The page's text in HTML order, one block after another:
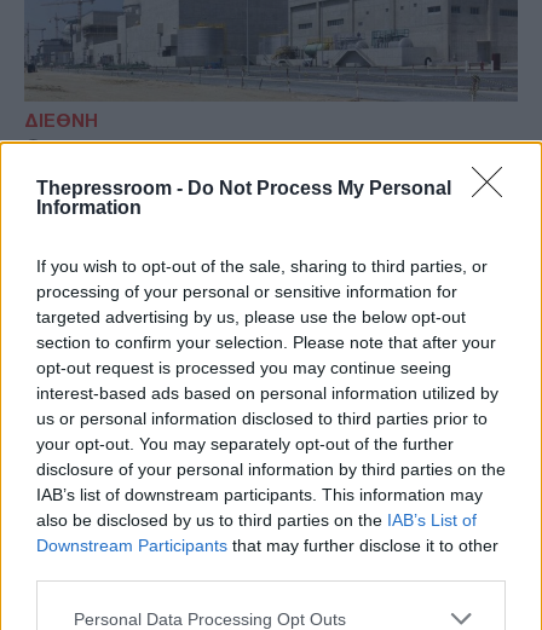
Thepressroom - Do Not Process My Personal
Information
If you wish to opt-out of the sale, sharing to third parties, or
processing of your personal or sensitive information for
targeted advertising by us, please use the below opt-out
section to confirm your selection. Please note that after your
opt-out request is processed you may continue seeing
interest-based ads based on personal information utilized by
us or personal information disclosed to third parties prior to
your opt-out. You may separately opt-out of the further
disclosure of your personal information by third parties on the
IAB’s list of downstream participants. This information may
also be disclosed by us to third parties on the IAB’s List of
Downstream Participants that may further disclose it to other
Please note that this website/app uses one or more Google
Personal Data Processing Opt Outs
ΔΙΕΘΝΗ
17/05/2026 - 14:28
Πυρκαγιά προκλήθηκε από επίθεση
drone στον πυρηνικό σταθμό Barakah
Στην ανακοίνωση δεν αναφέρεται ποιος
φέρει την ευθύνη για την επίθεση.